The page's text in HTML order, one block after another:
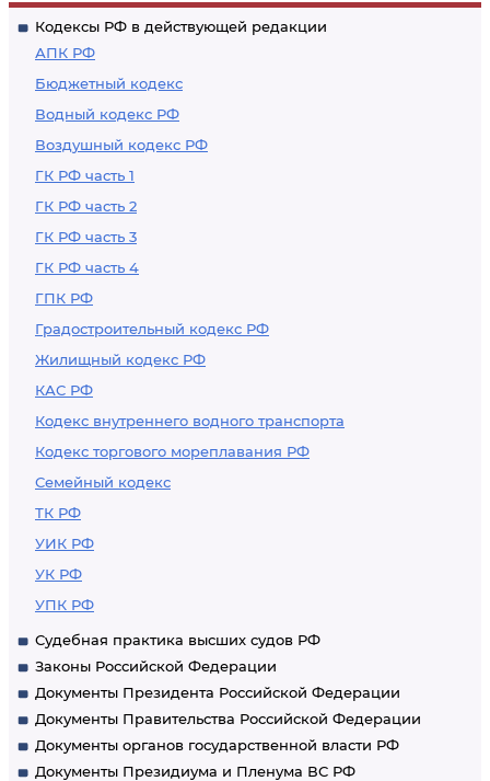
Кодексы РФ в действующей редакции
АПК РФ
Бюджетный кодекс
Водный кодекс РФ
Воздушный кодекс РФ
ГК РФ часть 1
ГК РФ часть 2
ГК РФ часть 3
ГК РФ часть 4
ГПК РФ
Градостроительный кодекс РФ
Жилищный кодекс РФ
КАС РФ
Кодекс внутреннего водного транспорта
Кодекс торгового мореплавания РФ
Семейный кодекс
ТК РФ
УИК РФ
УК РФ
УПК РФ
Судебная практика высших судов РФ
Законы Российской Федерации
Документы Президента Российской Федерации
Документы Правительства Российской Федерации
Документы органов государственной власти РФ
Документы Президиума и Пленума ВС РФ